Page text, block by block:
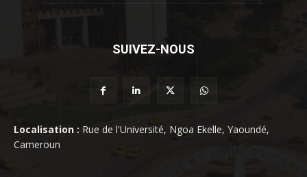
SUIVEZ-NOUS
Localisation : Rue de l'Université, Ngoa Ekelle, Yaoundé,
Cameroun